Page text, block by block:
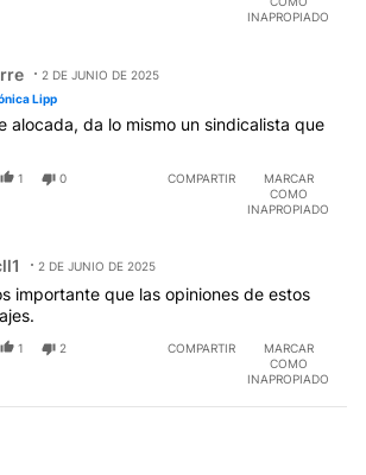
INAPROPIADO
2 DE JUNIO DE 2025
Lipp
alocada, da lo mismo un sindicalista que
1 0 COMPARTIR
MARCAR
COMO
INAPROPIADO
2 DE JUNIO DE 2025
importante que las opiniones de estos
1 2 COMPARTIR
MARCAR
COMO
INAPROPIADO